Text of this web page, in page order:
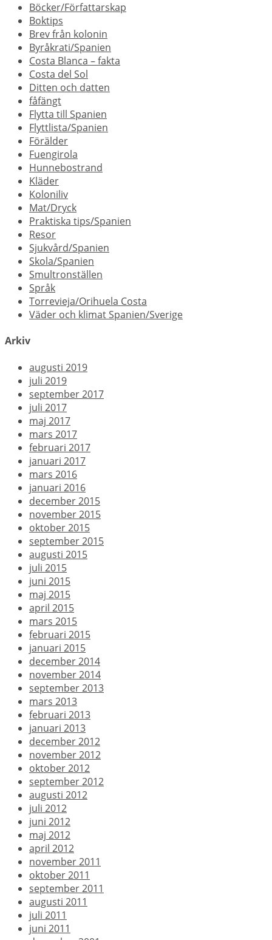
Böcker/Författarskap
Boktips
Brev från kolonin
Byråkrati/Spanien
Costa Blanca – fakta
Costa del Sol
Ditten och datten
fåfängt
Flytta till Spanien
Flyttlista/Spanien
Förälder
Fuengirola
Hunnebostrand
Kläder
Koloniliv
Mat/Dryck
Praktiska tips/Spanien
Resor
Sjukvård/Spanien
Skola/Spanien
Smultronställen
Språk
Torrevieja/Orihuela Costa
Väder och klimat Spanien/Sverige
Arkiv
augusti 2019
juli 2019
september 2017
juli 2017
maj 2017
mars 2017
februari 2017
januari 2017
mars 2016
januari 2016
december 2015
november 2015
oktober 2015
september 2015
augusti 2015
juli 2015
juni 2015
maj 2015
april 2015
mars 2015
februari 2015
januari 2015
december 2014
november 2014
september 2013
mars 2013
februari 2013
januari 2013
december 2012
november 2012
oktober 2012
september 2012
augusti 2012
juli 2012
juni 2012
maj 2012
april 2012
november 2011
oktober 2011
september 2011
augusti 2011
juli 2011
juni 2011